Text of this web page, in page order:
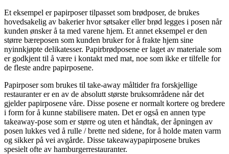
Et eksempel er papirposer tilpasset som brødposer, de brukes
hovedsakelig av bakerier hvor søtsaker eller brød legges i posen når
kunden ønsker å ta med varene hjem. Et annet eksempel er den
større bæreposen som kunden bruker for å frakte hjem sine
nyinnkjøpte delikatesser. Papirbrødposene er laget av materiale som
er godkjent til å være i kontakt med mat, noe som ikke er tilfelle for
de fleste andre papirposene.
Papirposer som brukes til take-away måltider fra forskjellige
restauranter er en av de absolutt største bruksområdene når det
gjelder papirposene våre. Disse posene er normalt kortere og bredere
i form for å kunne stabilisere maten. Det er også en annen type
takeaway-pose som er større og uten et håndtak, der åpningen av
posen lukkes ved å rulle / brette ned sidene, for å holde maten varm
og sikker på vei avgårde. Disse takeawaypapirposene brukes
spesielt ofte av hamburgerrestauranter.